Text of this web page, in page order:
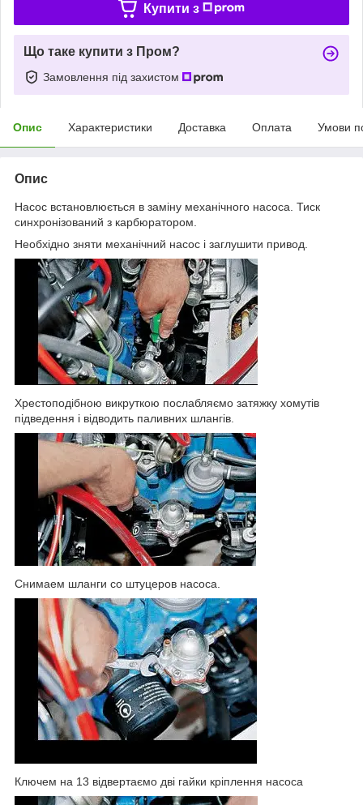
Купити з
Що таке купити з Пром?
Замовлення під захистом
Опис Характеристики Доставка Оплата Умови
Опис
Насос встановлюється в заміну механічного насоса. Тиск
синхронізований з карбюратором.
Необхідно зняти механічний насос і заглушити привод.
Хрестоподібною викруткою послабляємо затяжку хомутів
підведення і відводить паливних шлангів.
Снимаем шланги со штуцеров насоса.
Ключем на 13 відвертаємо дві гайки кріплення насоса